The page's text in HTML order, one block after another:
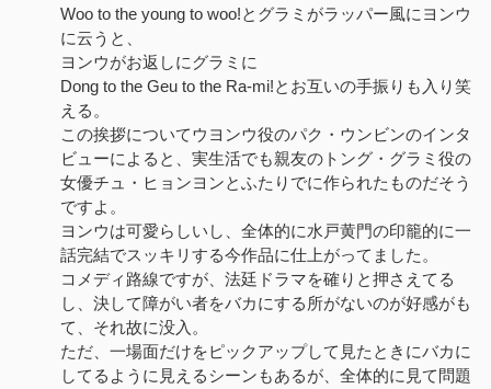
Woo to the young to woo!とグラミがラッパー風にヨンウ
に云うと、
ヨンウがお返しにグラミに
Dong to the Geu to the Ra-mi!とお互いの手振りも入り笑
える。
この挨拶についてウヨンウ役のパク・ウンビンのインタ
ビューによると、実生活でも親友のトング・グラミ役の
女優チュ・ヒョンヨンとふたりでに作られたものだそう
ですよ。
ヨンウは可愛らしいし、全体的に水戸黄門の印籠的に一
話完結でスッキリする今作品に仕上がってました。
コメディ路線ですが、法廷ドラマを確りと押さえてる
し、決して障がい者をバカにする所がないのが好感がも
て、それ故に没入。
ただ、一場面だけをピックアップして見たときにバカに
してるように見えるシーンもあるが、全体的に見て問題